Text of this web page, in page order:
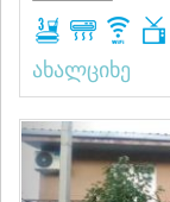
ახალციხე
Previous